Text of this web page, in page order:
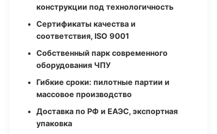
конструкции под технологичность
Сертификаты качества и
соответствия, ISO 9001
Собственный парк современного
оборудования ЧПУ
Гибкие сроки: пилотные партии и
массовое производство
Доставка по РФ и ЕАЭС, экспортная
упаковка